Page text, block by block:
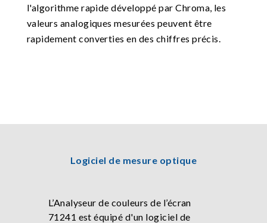
l'algorithme rapide développé par Chroma, les
valeurs analogiques mesurées peuvent être
rapidement converties en des chiffres précis.
Logiciel de mesure optique
L’Analyseur de couleurs de l’écran
71241 est équipé d'un logiciel de